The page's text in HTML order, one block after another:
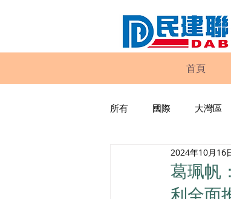
首頁
所有 國際 大灣區
工商專業
葛珮帆
利全面
2024年10月16